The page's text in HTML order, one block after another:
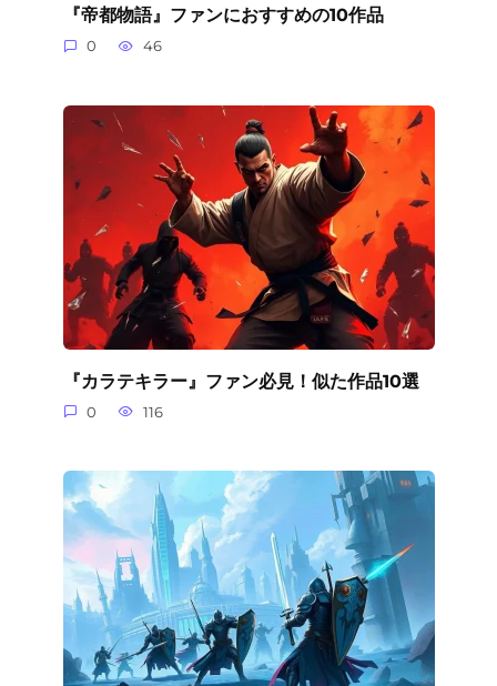
『帝都物語』ファンにおすすめの10作品
0 46
『カラテキラー』ファン必見！似た作品10選
0 116